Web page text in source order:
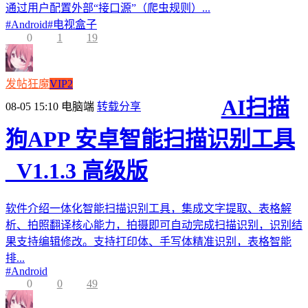
通过用户配置外部“接口源”（爬虫规则）...
#Android#电视盒子
0
1 19
发帖狂魔VIP2
08-05 15:10 电脑端 转载分享
AI扫描
狗APP 安卓智能扫描识别工具
_V1.1.3 高级版
软件介绍一体化智能扫描识别工具，集成文字提取、表格解
析、拍照翻译核心能力，拍摄即可自动完成扫描识别，识别结
果支持编辑修改。支持打印体、手写体精准识别，表格智能
排...
#Android
0
0 49